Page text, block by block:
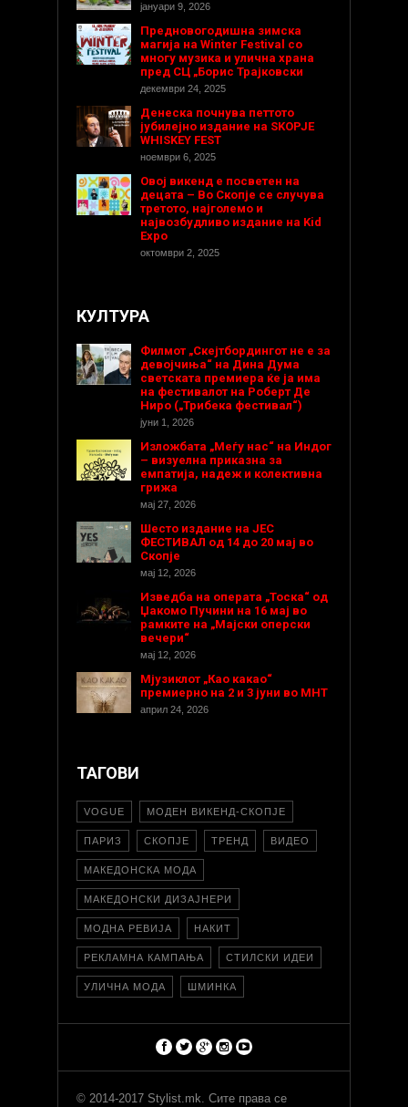
јануари 9, 2026
Предновогодишнa зимска
магија на Winter Festival со
многу музика и улична храна
пред СЦ „Борис Трајковски
декември 24, 2025
Денеска почнува петтото
јубилејно издание на SKOPJE
WHISKEY FEST
ноември 6, 2025
Овој викенд е посветен на
децата – Во Скопје се случува
третото, најголемо и
највозбудливо издание на Kid
Expo
октомври 2, 2025
КУЛТУРА
Филмот „Скејтбордингот не е за
девојчиња“ на Дина Дума
светската премиера ќе ја има
на фестивалот на Роберт Де
Ниро („Трибека фестивал“)
јуни 1, 2026
Изложбата „Меѓу нас“ на Индог
– визуелна приказна за
емпатија, надеж и колективна
грижа
мај 27, 2026
Шесто издание на ЈЕС
ФЕСТИВАЛ од 14 до 20 мај во
Скопје
мај 12, 2026
Изведба на операта „Тоска“ од
Џакомо Пучини на 16 мај во
рамките на „Мајски оперски
вечери“
мај 12, 2026
Мјузиклот „Као какао“
премиерно на 2 и 3 јуни во МНТ
април 24, 2026
ТАГОВИ
VOGUE МОДЕН ВИКЕНД-СКОПЈЕ
ПАРИЗ СКОПЈЕ ТРЕНД ВИДЕО
МАКЕДОНСКА МОДА
МАКЕДОНСКИ ДИЗАЈНЕРИ
МОДНА РЕВИЈА НАКИТ
РЕКЛАМНА КАМПАЊА СТИЛСКИ ИДЕИ
УЛИЧНА МОДА ШМИНКА
© 2014-2017 Stylist.mk. Сите права се